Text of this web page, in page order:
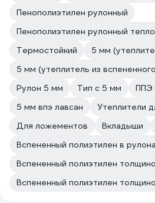
Пенополиэтилен рулонный
Пенополиэтилен рулонный
Термостойкий
5 мм
5 мм (утеплитель из
Рулон 5 мм
Тип с 5 мм
ППЭ
5 мм впэ лавсан
Утеплители
Для ложементов
Вкладыши
Вспененный полиэтилен в
Вспененный полиэтилен
Вспененный полиэтилен